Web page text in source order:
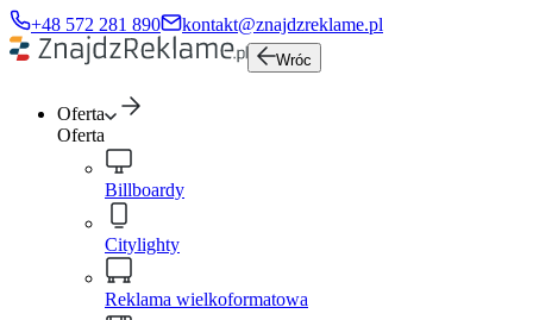
+48 572 281 890 kontakt@znajdzreklame.pl
Wróc
Oferta
Oferta
Billboardy
Citylighty
Reklama wielkoformatowa